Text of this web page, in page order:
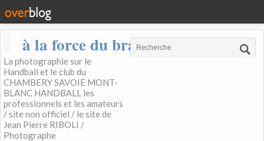
à la force du bras
La photographie sur le
Handball et le club du
CHAMBERY SAVOIE MONT-
BLANC HANDBALL les
professionnels et les amateurs
/ site non officiel / le site de
Jean Pierre RIBOLI /
Photographe